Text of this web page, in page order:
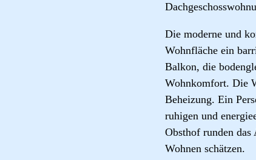
Die moderne und
Wohnfläche ein
Balkon, die
Wohnkomfort. Die
Beheizung. Ein
ruhigen und
Obsthof runden
Wohnen schätzen.